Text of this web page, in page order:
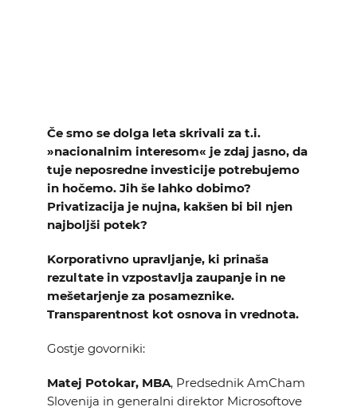
GALERIJA
Želimo postati član
Če smo se dolga leta skrivali za t.i.
»nacionalnim interesom« je zdaj jasno, da
tuje neposredne investicije potrebujemo
in hočemo. Jih še lahko dobimo?
Privatizacija je nujna, kakšen bi bil njen
najboljši potek?
Korporativno upravljanje, ki prinaša
rezultate in vzpostavlja zaupanje in ne
mešetarjenje za posameznike.
Transparentnost kot osnova in vrednota.
Gostje govorniki:
Matej Potokar, MBA, Predsednik AmCham
Slovenija in generalni direktor Microsoftove